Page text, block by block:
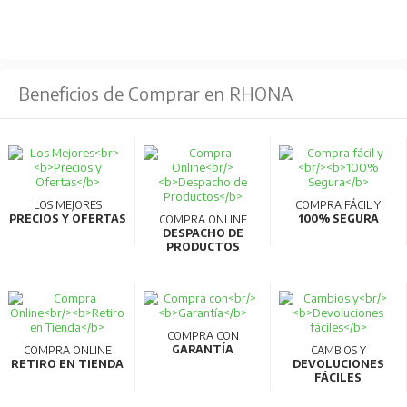
Apto para transporte y distribución de electricidad en
instalaciones fijas, protegidas o no. Adecuado para
interiores, exteriores, soportes en el aire, tuberías o
enterrados. No apto para centrales eléctricas de
Beneficios de Comprar en RHONA
LOS MEJORES
PRECIOS Y OFERTAS
COMPRA ONLINE
DESPACHO DE
PRODUCTOS
COMPRA FÁCIL Y
100% SEGURA
COMPRA ONLINE
RETIRO EN TIENDA
COMPRA CON
GARANTÍA
CAMBIOS Y
DEVOLUCIONES
FÁCILES